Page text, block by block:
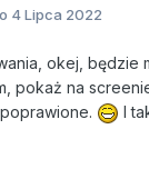
4 Lipca 2022
okej, będzie
pokaż na
I